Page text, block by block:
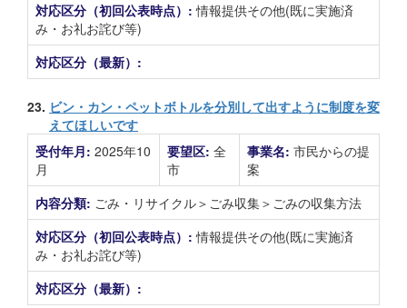
対応区分（初回公表時点）:情報提供その他(既に実施済
み・お礼お詫び等)
対応区分（最新）:
23. ビン・カン・ペットボトルを分別して出すように制度を変
えてほしいです
受付年月: 2025年10
月
要望区: 全
市
事業名: 市民からの提
案
内容分類: ごみ・リサイクル＞ごみ収集＞ごみの収集方法
対応区分（初回公表時点）:情報提供その他(既に実施済
み・お礼お詫び等)
対応区分（最新）: